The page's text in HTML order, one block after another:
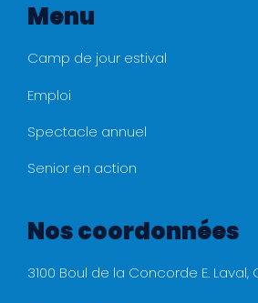
Menu
Camp de jour estival
Emploi
Spectacle annuel
Senior en action
Nos coordonnées
3100 Boul de la Concorde E. Laval,